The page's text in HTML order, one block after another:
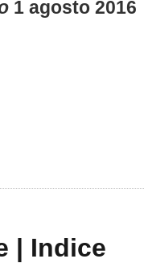
1 agosto 2016
| Indice